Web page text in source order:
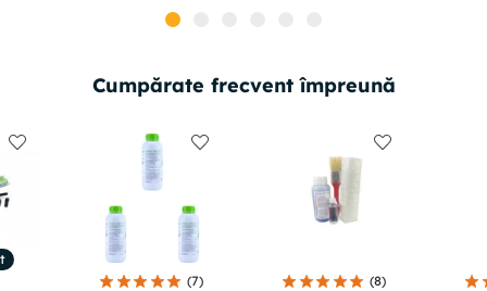
Cumpărate frecvent împreună
(7)
(8)